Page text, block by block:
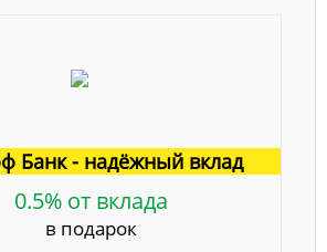
Банк - надёжный вклад
0.5% от вклада
в подарок